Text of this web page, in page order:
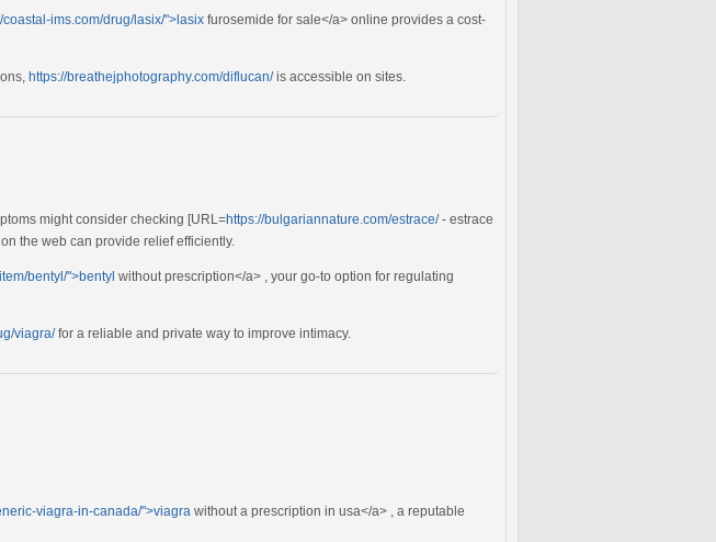
coastal-ims.com/drug/lasix/">lasix furosemide for sale</a> online provides a cost-
https://breathejphotography.com/diflucan/is accessible on sites.
might consider checking [URL=https://bulgariannature.com/estrace/- estrace
the web can provide relief efficiently.
bentyl/">bentyl without prescription</a> , your go-to option for regulating
viagra/for a reliable and private way to improve intimacy.
viagra-in-canada/">viagra without a prescription in usa</a> , a reputable